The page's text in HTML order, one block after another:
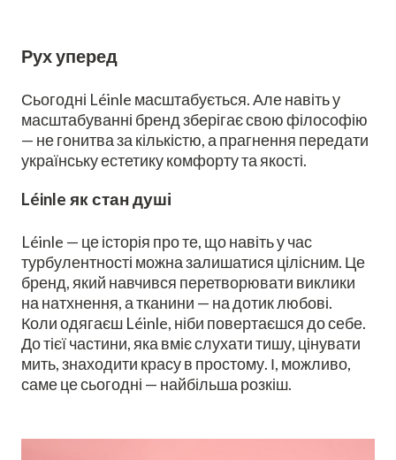
Рух уперед
Сьогодні Léinle масштабується. Але навіть у
масштабуванні бренд зберігає свою філософію
— не гонитва за кількістю, а прагнення передати
українську естетику комфорту та якості.
Léinle як стан душі
Léinle — це історія про те, що навіть у час
турбулентності можна залишатися цілісним. Це
бренд, який навчився перетворювати виклики
на натхнення, а тканини — на дотик любові.
Коли одягаєш Léinle, ніби повертаєшся до себе.
До тієї частини, яка вміє слухати тишу, цінувати
мить, знаходити красу в простому. І, можливо,
саме це сьогодні — найбільша розкіш.